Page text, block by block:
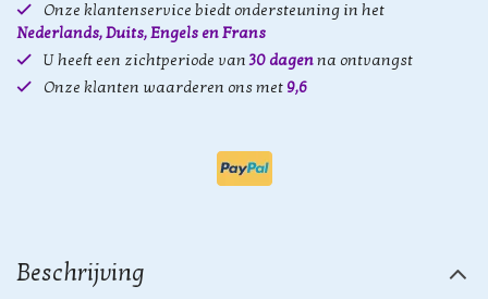
Onze klantenservice biedt ondersteuning in het
Nederlands, Duits, Engels en Frans
U heeft een zichtperiode van30 dagenna ontvangst
Onze klanten waarderen ons met 9,6
Beschrijving